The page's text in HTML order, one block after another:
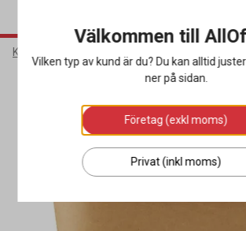
Kök & Servering
Välkommen till
Vilken typ av kund är du? Du kan alltid
ner på sidan.
Företag (exkl moms)
Privat (inkl moms)